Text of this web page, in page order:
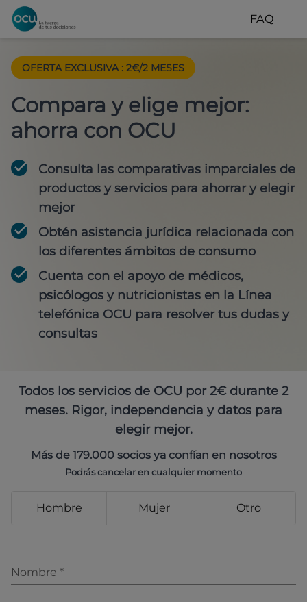
FAQ
OFERTA EXCLUSIVA : 2€/2 MESES
Compara y elige mejor:
ahorra con OCU
Consulta las comparativas imparciales de
productos y servicios para ahorrar y elegir
mejor
Obtén asistencia jurídica relacionada con
los diferentes ámbitos de consumo
Cuenta con el apoyo de médicos,
psicólogos y nutricionistas en la Línea
telefónica OCU para resolver tus dudas y
consultas
Todos los servicios de OCU por 2€ durante 2
meses. Rigor, independencia y datos para
elegir mejor.
Más de 179.000 socios ya confían en nosotros
Podrás cancelar en cualquier momento
Hombre Mujer Otro
Nombre *